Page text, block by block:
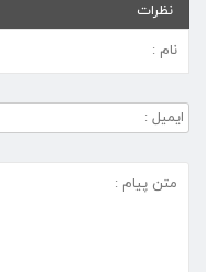
نظرات